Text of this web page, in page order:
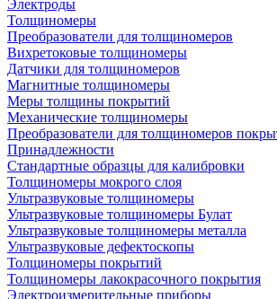
Электроды
Толщиномеры
Преобразователи для толщиномеров
Вихретоковые толщиномеры
Датчики для толщиномеров
Магнитные толщиномеры
Меры толщины покрытий
Механические толщиномеры
Преобразователи для толщиномеров
Принадлежности
Стандартные образцы для калибровки
Толщиномеры мокрого слоя
Ультразвуковые толщиномеры
Ультразвуковые толщиномеры Булат
Ультразвуковые толщиномеры металла
Ультразвуковые дефектоскопы
Толщиномеры покрытий
Толщиномеры лакокрасочного покрытия
Электроизмерительные приборы